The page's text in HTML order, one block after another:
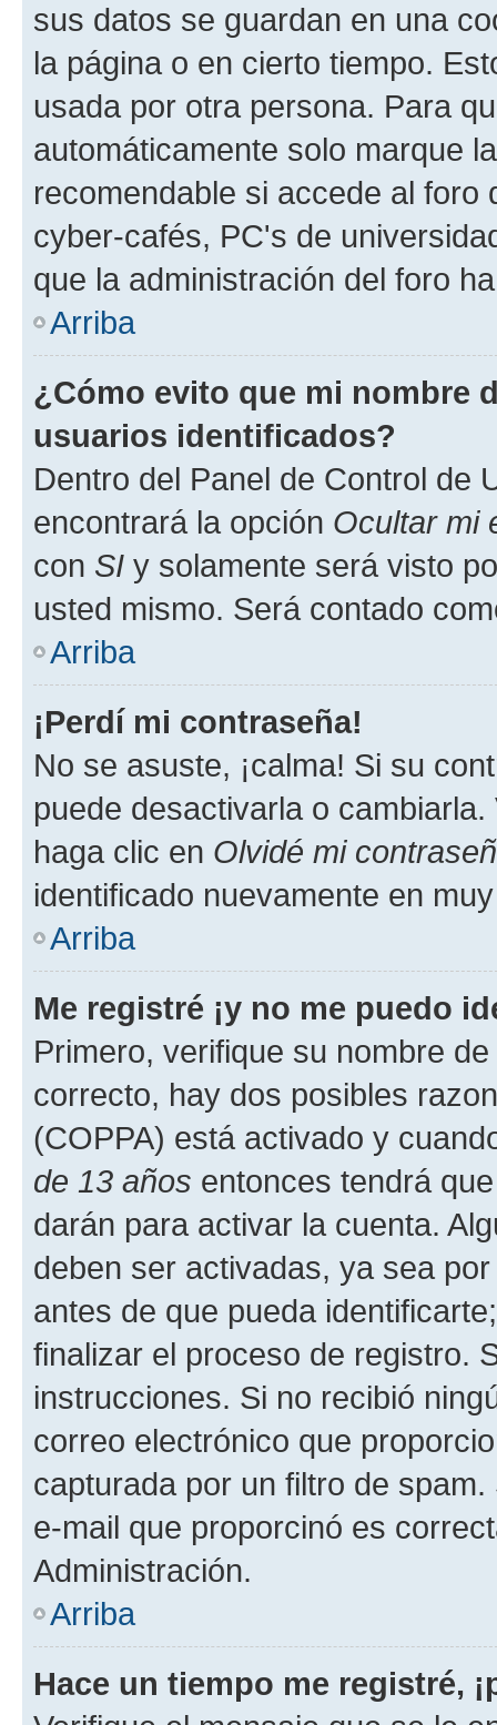
sus datos se guardan en una
la página o en cierto tiempo.
usada por otra persona. Para
automáticamente solo marque
recomendable si accede al foro
cyber-cafés, PC's de
que la administración del foro
Arriba
¿Cómo evito que mi nombre
usuarios identificados?
Dentro del Panel de Control de
encontrará la opción Ocultar mi
con SI y solamente será visto
usted mismo. Será contado
Arriba
¡Perdí mi contraseña!
No se asuste, ¡calma! Si su
puede desactivarla o
haga clic en Olvidé mi
identificado nuevamente en
Arriba
Me registré ¡y no me puedo
Primero, verifique su nombre
correcto, hay dos posibles
(COPPA) está activado y
de 13 años entonces tendrá
darán para activar la cuenta.
deben ser activadas, ya sea
antes de que pueda
finalizar el proceso de registro.
instrucciones. Si no recibió
correo electrónico que
capturada por un filtro de
e-mail que proporcinó es
Administración.
Arriba
Hace un tiempo me registré,